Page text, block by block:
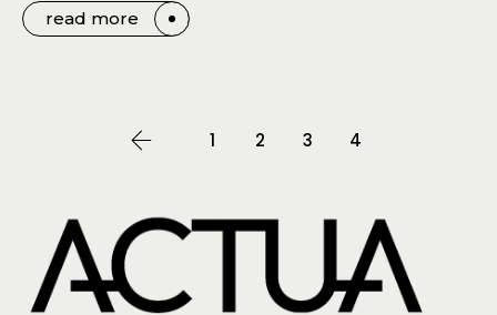
read more
1 2 3 4